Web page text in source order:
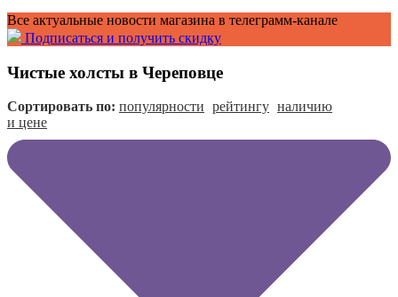
Все актуальные новости магазина в телеграмм-канале
Подписаться и получить скидку
Чистые холсты в Череповце
Сортировать по: популярности рейтингу наличию
и цене